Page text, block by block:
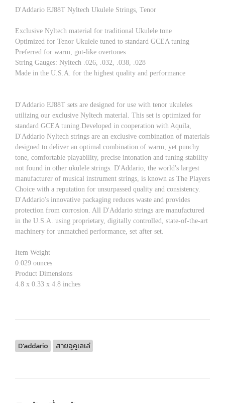
D'Addario EJ88T Nyltech Ukulele Strings, Tenor
Exclusive Nyltech material for traditional Ukulele tone
Optimized for Tenor Ukulele tuned to standard GCEA tuning
Preferred for warm, gut-like overtones
String Gauges: Nyltech .026, .032, .038, .028
Made in the U.S.A. for the highest quality and performance
D'Addario EJ88T sets are designed for use with tenor ukuleles
utilizing our exclusive Nyltech material. This set is optimized for
standard GCEA tuning.Developed in cooperation with Aquila,
D'Addario Nyltech strings are an exclusive combination of materials
designed to deliver an optimal combination of warm, yet punchy
tone, comfortable playability, precise intonation and tuning stability
not found in other ukulele strings. D'Addario, the world's largest
manufacturer of musical instrument strings, is known as The Players
Choice with a reputation for unsurpassed quality and consistency.
D'Addario's innovative packaging reduces waste and provides
protection from corrosion. All D'Addario strings are manufactured
in the U.S.A. using proprietary, digitally controlled, state-of-the-art
machinery for unmatched performance, set after set.
Item Weight
0.029 ounces
Product Dimensions
4.8 x 0.33 x 4.8 inches
D'addario สายอูคูเลเล่